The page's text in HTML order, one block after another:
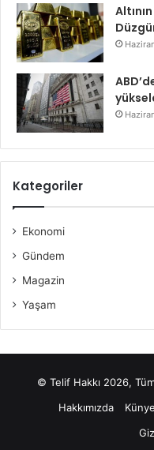
Kategoriler
Ekonomi
Gündem
Magazin
Yaşam
© Telif Hakkı 2026,
Hakkımızda
Künye